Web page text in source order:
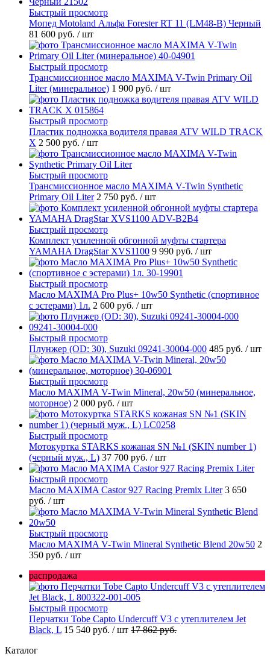
Быстрый просмотр
Мопед Motoland Альфа Forester RT 11 (LM48-B) Черный
81 600 руб. / шт
Быстрый просмотр
Трансмиссионное масло MAXIMA V-Twin Primary Oil
Liter (минеральное) 1 900 руб. / шт
Быстрый просмотр
Пластик подножка водителя правая ATV WILD TRACK
X 2 500 руб. / шт
Быстрый просмотр
Трансмиссионное масло MAXIMA V-Twin Synthetic
Primary Oil Liter 2 750 руб. / шт
Быстрый просмотр
Комплект усиленной обгонной муфты стартера
YAMAHA DragStar XVS1100 9 990 руб. / шт
Быстрый просмотр
Масло MAXIMA Pro Plus+ 10w50 Synthetic (спортивное
с эстерами) 1л. 2 600 руб. / шт
Быстрый просмотр
Плунжер (OD: 30), Suzuki 09241-30004-000 485 руб. / шт
Быстрый просмотр
Масло MAXIMA V-Twin Mineral, 20w50 (минеральное,
моторное) 2 000 руб. / шт
Быстрый просмотр
Мотокуртка STARKS кожаная SN №1 (SKIN number 1)
(черный муж., L) 37 700 руб. / шт
Быстрый просмотр
Масло MAXIMA Castor 927 Racing Premix Liter 3 650
руб. / шт
Быстрый просмотр
Масло MAXIMA V-Twin Mineral Synthetic Blend 20w50 2
350 руб. / шт
распродажа
Быстрый просмотр
Перчатки Tobe Capto Undercuff V3 с утеплителем Jet
Black, L 15 540 руб. / шт 17 862 руб.
Каталог